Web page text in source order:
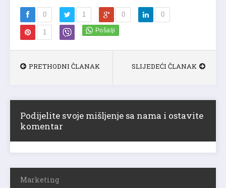
0 1 0 0
1
PRETHODNI ČLANAK SLIJEDEĆI ČLANAK
Podijelite svoje mišljenje sa nama i ostavite
komentar
Marketing